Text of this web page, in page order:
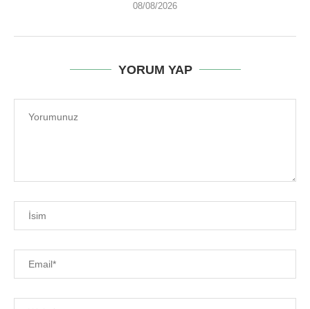
08/08/2026
YORUM YAP